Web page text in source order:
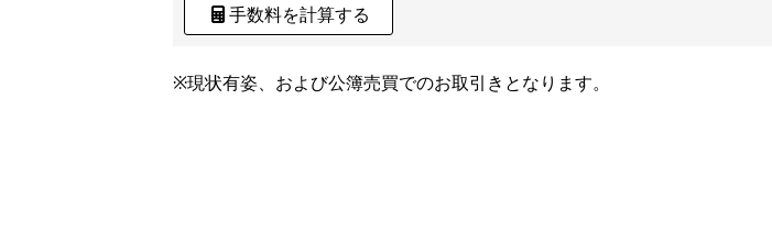
手数料を計算する
※現状有姿、および公簿売買でのお取引きとなります。